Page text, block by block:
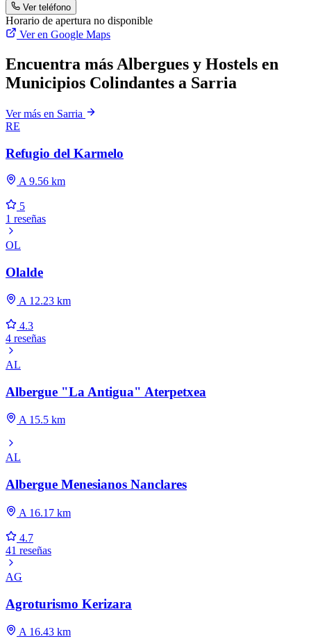
Ver teléfono
Horario de apertura no disponible
Ver en Google Maps
Encuentra más Albergues y Hostels en
Municipios Colindantes a Sarria
Ver más en Sarria
RE
Refugio del Karmelo
A 9.56 km
5
1 reseñas
OL
Olalde
A 12.23 km
4.3
4 reseñas
AL
Albergue "La Antigua" Aterpetxea
A 15.5 km
AL
Albergue Menesianos Nanclares
A 16.17 km
4.7
41 reseñas
AG
Agroturismo Kerizara
A 16.43 km